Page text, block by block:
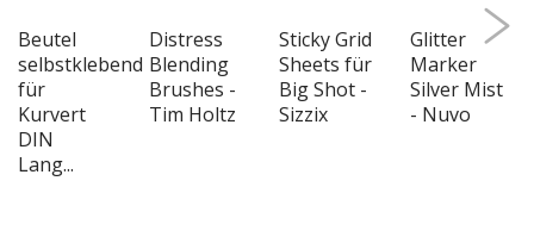
Beutel
selbstklebend
für
Kurvert
DIN
Lang...
Distress
Blending
Brushes -
Tim Holtz
Sticky Grid
Sheets für
Big Shot -
Sizzix
Glitter
Marker
Silver Mist
- Nuvo